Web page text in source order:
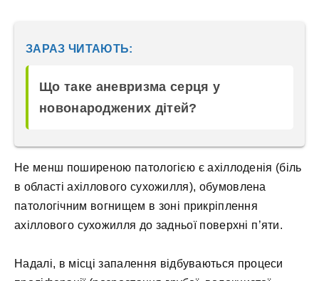
ЗАРАЗ ЧИТАЮТЬ:
Що таке аневризма серця у
новонароджених дітей?
Не менш поширеною патологією є ахіллоденія (біль
в області ахіллового сухожилля), обумовлена ​​
патологічним вогнищем в зоні прикріплення
ахіллового сухожилля до задньої поверхні п’яти.
Надалі, в місці запалення відбуваються процеси